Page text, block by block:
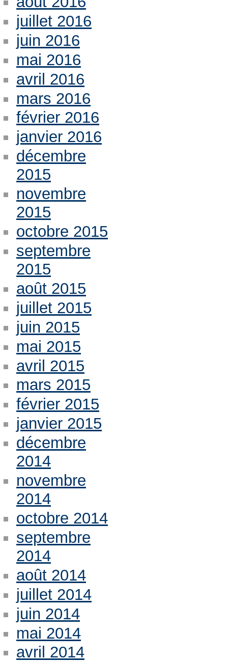
juillet 2016
juin 2016
mai 2016
avril 2016
mars 2016
février 2016
janvier 2016
décembre
2015
novembre
2015
octobre 2015
septembre
2015
août 2015
juillet 2015
juin 2015
mai 2015
avril 2015
mars 2015
février 2015
janvier 2015
décembre
2014
novembre
2014
octobre 2014
septembre
2014
août 2014
juillet 2014
juin 2014
mai 2014
avril 2014